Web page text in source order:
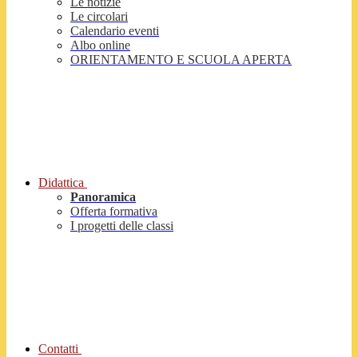
Le circolari
Calendario eventi
Albo online
ORIENTAMENTO E SCUOLA APERTA
Didattica
Panoramica
Offerta formativa
I progetti delle classi
Contatti